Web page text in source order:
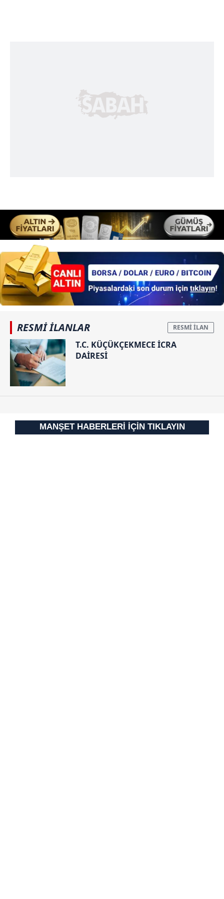
için Ayarlar butonuna tıklayabilir,
ziyaret edebilirsiniz.
RESMİ İLANLAR
T.C. KÜÇÜKÇEKMECE İCRA
DAİRESİ
MANŞET HABERLERİ İÇİN TIKLAYIN